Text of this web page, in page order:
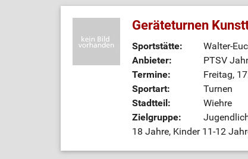
Geräteturnen
Sportstätte:
Walter-
Anbieter:
PTSV
Termine:
Freitag,
Sportart:
Turnen
Stadtteil:
Wiehre
Zielgruppe:
18 Jahre, Kinder 11-12